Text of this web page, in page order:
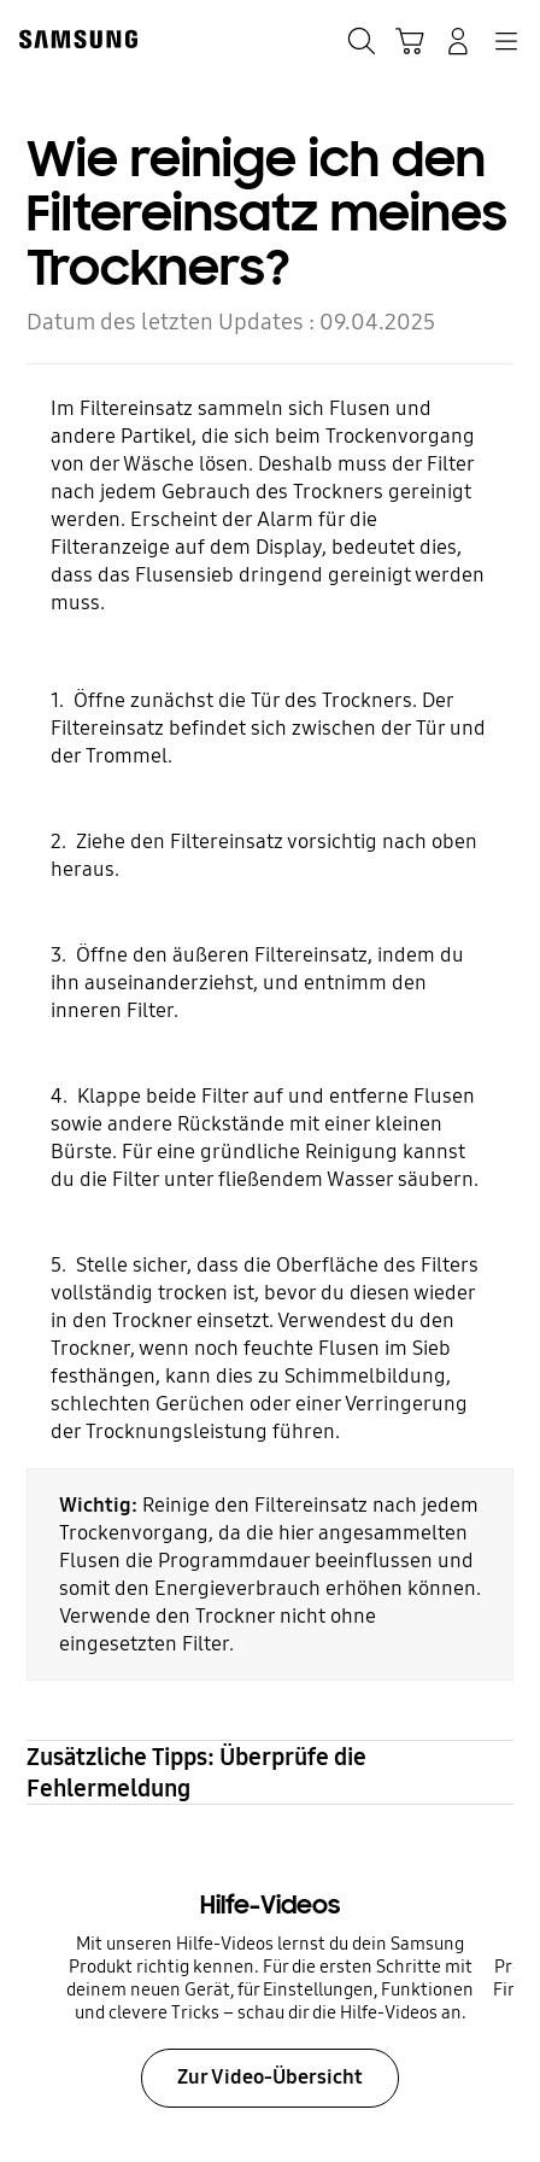
content
accessibility
Wie reinige ich den
Filtereinsatz meines
Trockners?
Datum des letzten Updates : 09.04.2025
Im Filtereinsatz sammeln sich Flusen und
andere Partikel, die sich beim Trockenvorgang
von der Wäsche lösen. Deshalb muss der Filter
nach jedem Gebrauch des Trockners gereinigt
werden. Erscheint der Alarm für die
Filteranzeige auf dem Display, bedeutet dies,
dass das Flusensieb dringend gereinigt werden
muss.
1. Öffne zunächst die Tür des Trockners. Der
Filtereinsatz befindet sich zwischen der Tür und
der Trommel.
2. Ziehe den Filtereinsatz vorsichtig nach oben
heraus.
3. Öffne den äußeren Filtereinsatz, indem du
ihn auseinanderziehst, und entnimm den
inneren Filter.
4. Klappe beide Filter auf und entferne Flusen
sowie andere Rückstände mit einer kleinen
Bürste. Für eine gründliche Reinigung kannst
du die Filter unter fließendem Wasser säubern.
5. Stelle sicher, dass die Oberfläche des Filters
vollständig trocken ist, bevor du diesen wieder
in den Trockner einsetzt. Verwendest du den
Trockner, wenn noch feuchte Flusen im Sieb
festhängen, kann dies zu Schimmelbildung,
schlechten Gerüchen oder einer Verringerung
der Trocknungsleistung führen.
Wichtig: Reinige den Filtereinsatz nach jedem
Trockenvorgang, da die hier angesammelten
Flusen die Programmdauer beeinflussen und
somit den Energieverbrauch erhöhen können.
Verwende den Trockner nicht ohne
eingesetzten Filter.
Zusätzliche Tipps: Überprüfe die
Fehlermeldung
Hilfe-Videos
Mit unseren Hilfe-Videos lernst du dein Samsung
Produkt richtig kennen. Für die ersten Schritte mit
deinem neuen Gerät, für Einstellungen, Funktionen
und clevere Tricks – schau dir die Hilfe-Videos an.
Zur Video-Übersicht